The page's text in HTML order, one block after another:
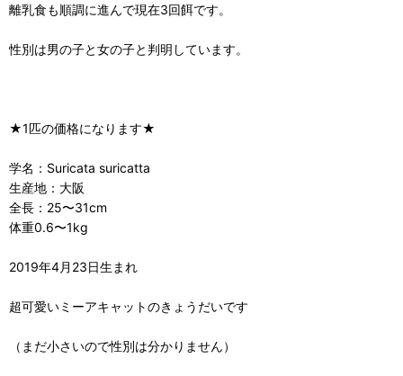
離乳食も順調に進んで現在3回餌です。
性別は男の子と女の子と判明しています。
★1匹の価格になります★
学名：Suricata suricatta
生産地：大阪
全長：25〜31cm
体重0.6〜1kg
2019年4月23日生まれ
超可愛いミーアキャットのきょうだいです
（まだ小さいので性別は分かりません）